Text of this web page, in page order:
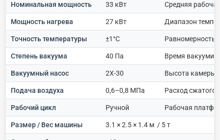
Номинальная мощность 33 кВт Средняя
Мощность нагрева 27 кВт Диапазон
Точность температуры ±1°C Равномерность
Степень вакуума 40 Па Время
Вакуумный насос 2X-30 Высота камеры
Подача воздуха 0,6–0,8 МПа Расход сжатого
Рабочий цикл Ручной Рабочая
Размер / Вес машины 3.1 × 2.5 × 1.4 м / 5 т